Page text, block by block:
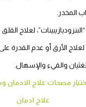
المخدر.
لعلاج
الأرق أو عدم القدرة على
والقيء والإسهال.
اختيار مصحات علاج
علاج ادمان